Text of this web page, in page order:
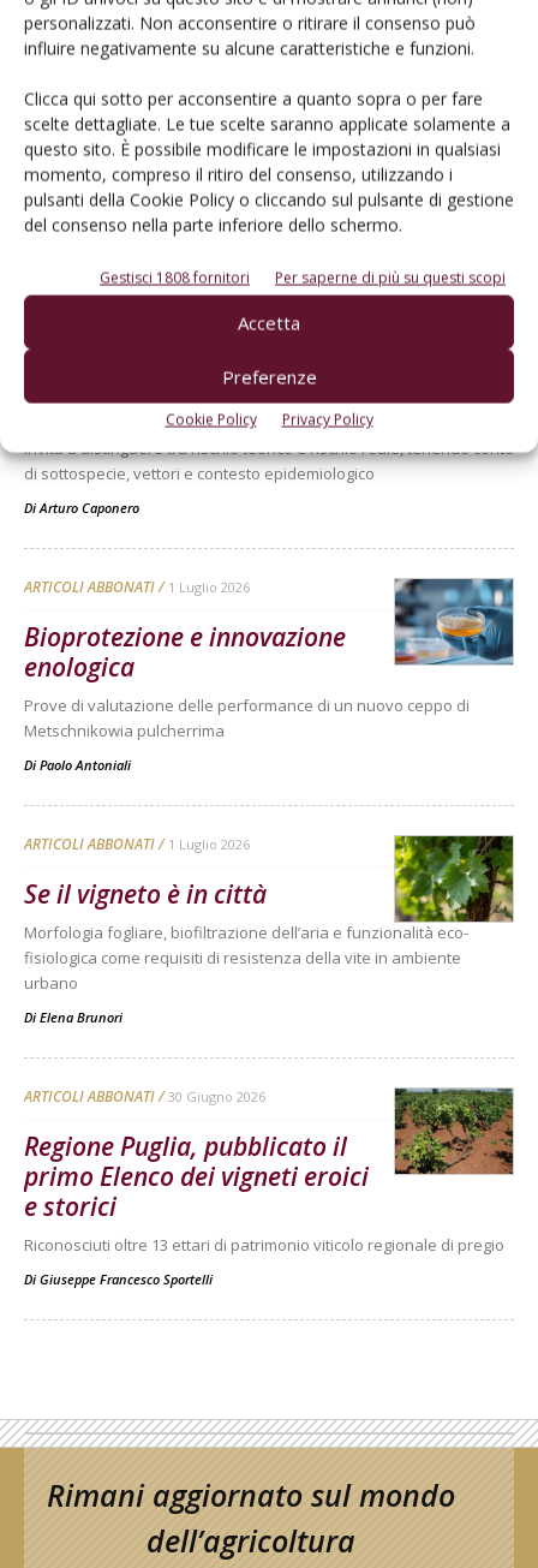
personalizzati. Non acconsentire o ritirare il consenso può
influire negativamente su alcune caratteristiche e funzioni.
Clicca qui sotto per acconsentire a quanto sopra o per fare
scelte dettagliate. Le tue scelte saranno applicate solamente a
questo sito. È possibile modificare le impostazioni in qualsiasi
momento, compreso il ritiro del consenso, utilizzando i
pulsanti della Cookie Policy o cliccando sul pulsante di gestione
del consenso nella parte inferiore dello schermo.
Gestisci 1808 fornitori Per saperne di più su questi scopi
Accetta
Preferenze
Cookie Policy Privacy Policy
Dalla stessa categoria
ARTICOLI ABBONATI 11 Luglio 2026
Xylella fastidiosa su vite, il
caso pugliese
Il ritrovamento di Xylella fastidiosa subsp. fastidiosa ST1 nei vigneti
pugliesi riporta l'attenzione sulla malattia di Pierce. Ma la ricerca
invita a distinguere tra rischio teorico e rischio reale, tenendo conto
di sottospecie, vettori e contesto epidemiologico
Di Arturo Caponero
ARTICOLI ABBONATI 1 Luglio 2026
Bioprotezione e innovazione
enologica
Prove di valutazione delle performance di un nuovo ceppo di
Metschnikowia pulcherrima
Di Paolo Antoniali
ARTICOLI ABBONATI 1 Luglio 2026
Se il vigneto è in città
Morfologia fogliare, biofiltrazione dell’aria e funzionalità eco-
fisiologica come requisiti di resistenza della vite in ambiente
urbano
Di Elena Brunori
ARTICOLI ABBONATI 30 Giugno 2026
Regione Puglia, pubblicato il
primo Elenco dei vigneti eroici
e storici
Riconosciuti oltre 13 ettari di patrimonio viticolo regionale di pregio
Di Giuseppe Francesco Sportelli
Rimani aggiornato sul mondo
dell’agricoltura